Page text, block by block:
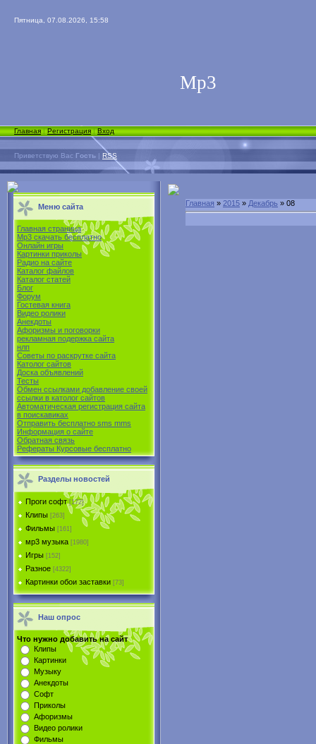
Пятница, 07.08.2026, 15:58
Мp3
Главная|Регистрация|Вход
Приветствую Вас Гость | RSS
Меню сайта
Главная страница
Mp3 скачать бесплатно
Онлайн игры
Картинки приколы
Радио на сайте
Каталог файлов
Каталог статей
Блог
Форум
Гостевая книга
Видео ролики
Анекдоты
Афоризмы и поговорки
рекламная подержка сайта
нлп
Советы по раскрутке сайта
Католог сайтов
Доска объявлений
Тесты
Обмен ссылками добавление своей
ссылки в католог сайтов
Автоматическая регистрация сайта
в поиcкавиках
Отправить бесплатно sms mms
Информация о сайте
Обратная связь
Рефераты Курсовые бесплатно
Разделы новостей
Проги софт [172]
Клипы [263]
Фильмы [161]
мр3 музыка [1980]
Игры [152]
Разное [4322]
Картинки обои заставки [73]
Наш опрос
Что нужно добавить на сайт
Клипы
Картинки
Музыку
Анекдоты
Софт
Приколы
Афоризмы
Видео ролики
Фильмы
Главная » 2015 » Декабрь » 08